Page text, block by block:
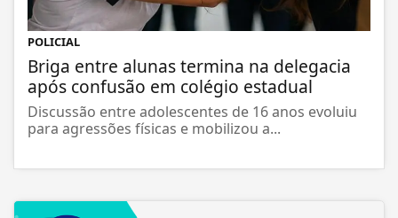
POLICIAL
Briga entre alunas termina na delegacia
após confusão em colégio estadual
Discussão entre adolescentes de 16 anos evoluiu
para agressões físicas e mobilizou a...